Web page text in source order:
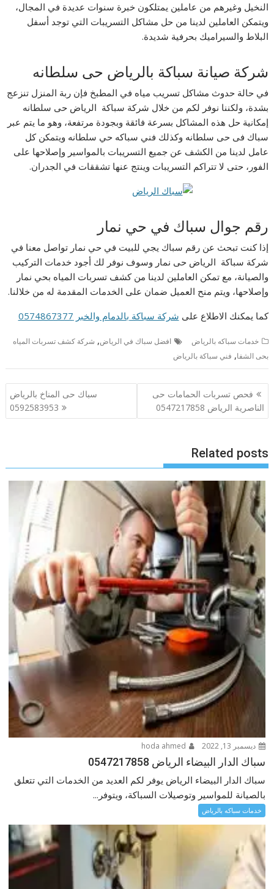
النخيل وغيرهم من عاملين يمتلكون خبرة سنوات عديدة في المجال،
ويتمكن العاملين لدينا من حل مشاكل التسريبات التي توجد أسفل
البلاط والسيراميك بحرفية شديدة.
شركة صيانة سباكة بالرياض حى سلطانه
في حالة حدوث مشاكل تسريب مياه في المطبخ فإن ربة المنزل تنزعج
بشدة، ولكننا نوفر لكم من خلال شركة سباكة الرياض حى سلطانه
إمكانية حل هذه المشاكل بسرعة فائقة وبجودة مرتفعة، وهو ما يتم عبر
سباك فى حى سلطانه وكذلك فني سباكه حي سلطانه ويتمكن كل
عامل لدينا من الكشف عن جميع التسريبات بالمواسير وإصلاحها على
الفور، حتى لا تتراكم التسريبات وينتج عنها تشققات في الجدران.
رقم جوال سباك في حي نمار
إذا كنت تبحث عن رقم سباك يجي للبيت في حي نمار تواصل معنا في
شركة سباكة الرياض حى نمار وسوف نوفر لك أجود خدمات التركيب
والصيانة، مع تمكن العاملين لدينا من كشف تسربات المياه بحي نمار
وإصلاحها، ويتم منح العميل ضمان على الخدمات المقدمة له من خلالنا.
كما يمكنك الاطلاع على شركة سباكة بالدمام والخبر 0574867377
خدمات سباكه بالرياض افضل سباك في الرياض, شركة كشف تسربات المياه
بحى الشفا, فني سباكة بالرياض
تصفّح
المقالات
فحص تسربات الحمامات حى
الناصرية الرياض 0547217858
سباك حى المناخ بالرياض
0592583953
Related posts
ديسمبر 13, 2022
سباك الدار البيضاء الرياض 0547217858
سباك الدار البيضاء الرياض يوفر لكم العديد من الخدمات التي تتعلق
بالصيانة للمواسير وتوصيلات السباكة، ويتوفر...
خدمات سباكه بالرياض